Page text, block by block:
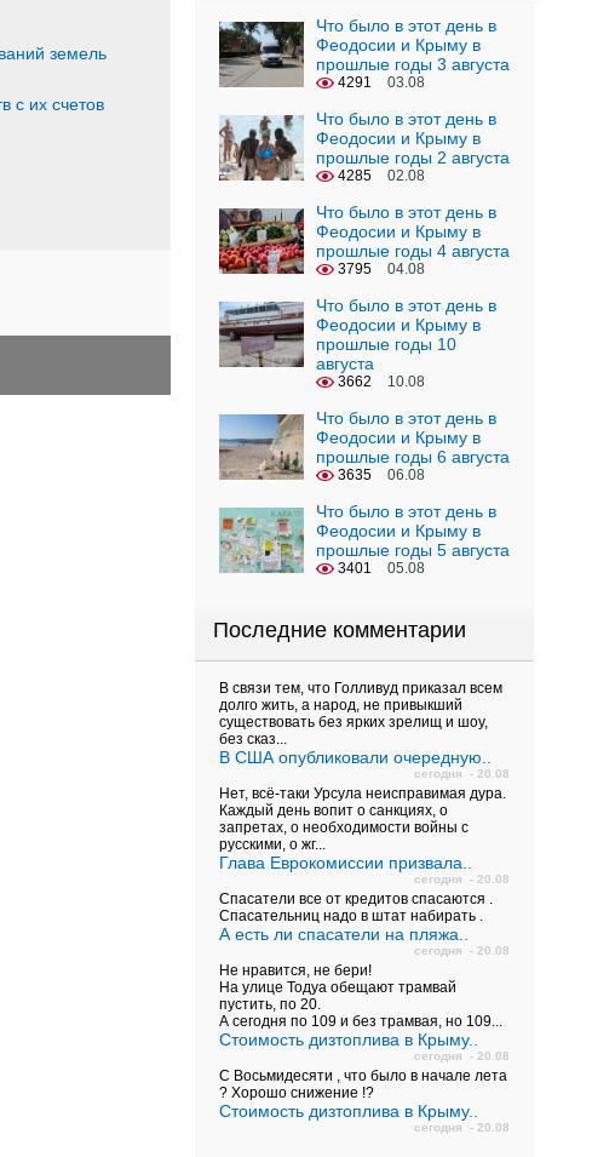
земель
с их счетов
Что было в этот день в
Феодосии и Крыму в
прошлые годы 3 августа
4291 03.08
Что было в этот день в
Феодосии и Крыму в
прошлые годы 2 августа
4285 02.08
Что было в этот день в
Феодосии и Крыму в
прошлые годы 4 августа
3795 04.08
Что было в этот день в
Феодосии и Крыму в
прошлые годы 10
августа
3662 10.08
Что было в этот день в
Феодосии и Крыму в
прошлые годы 6 августа
3635 06.08
Что было в этот день в
Феодосии и Крыму в
прошлые годы 5 августа
3401 05.08
Последние комментарии
В связи тем, что Голливуд приказал всем
долго жить, а народ, не привыкший
существовать без ярких зрелищ и шоу,
без сказ...
В США опубликовали очередную..
сегодня - 20.08
Нет, всё-таки Урсула неисправимая дура.
Каждый день вопит о санкциях, о
запретах, о необходимости войны с
русскими, о жг...
Глава Еврокомиссии призвала..
сегодня - 20.08
Спасатели все от кредитов спасаются .
Спасательниц надо в штат набирать .
А есть ли спасатели на пляжа..
сегодня - 20.08
Не нравится, не бери!
На улице Тодуа обещают трамвай
пустить, по 20.
А сегодня по 109 и без трамвая, но 109...
Стоимость дизтоплива в Крыму..
сегодня - 20.08
С Восьмидесяти , что было в начале лета
? Хорошо снижение !?
Стоимость дизтоплива в Крыму..
сегодня - 20.08